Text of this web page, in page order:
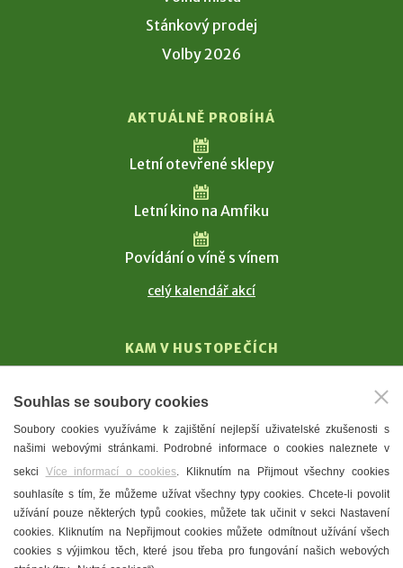
Stánkový prodej
Volby 2026
AKTUÁLNĚ PROBÍHÁ
Letní otevřené sklepy
Letní kino na Amfiku
Povídání o víně s vínem
celý kalendář akcí
KAM V HUSTOPEČÍCH
T. G. Masaryk
Mandloně
Ubytování
Restaurace
Městské muzeum a galerie
Denní meníčka
Souhlas se soubory cookies
Soubory cookies využíváme k zajištění nejlepší uživatelské zkušenosti s
našimi webovými stránkami. Podrobné informace o cookies naleznete v
sekci Více informací o cookies. Kliknutím na Přijmout všechny cookies
souhlasíte s tím, že můžeme užívat všechny typy cookies. Chcete-li povolit
užívání pouze některých typů cookies, můžete tak učinit v sekci Nastavení
cookies. Kliknutím na Nepřijmout cookies můžete odmítnout užívání všech
cookies s výjimkou těch, které jsou třeba pro fungování našich webových